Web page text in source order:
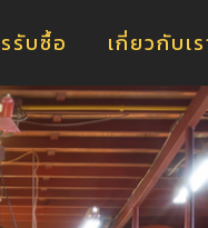
รับซื้อ เกี่ยวกับเร